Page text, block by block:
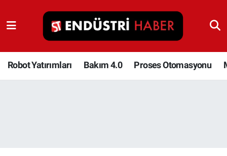
Robot Yatırımları Bakım 4.0 Proses Otomasyonu
Robot Yatırımları
Bakım 4.0